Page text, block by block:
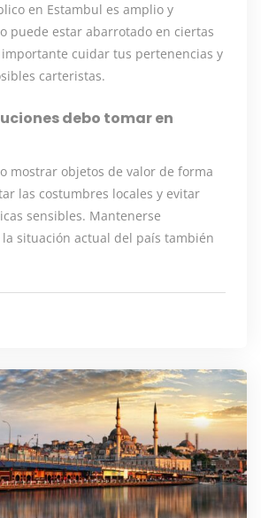
en Estambul es amplio y
puede estar abarrotado en ciertas
importante cuidar tus pertenencias y
carteristas.
debo tomar en
mostrar objetos de valor de forma
las costumbres locales y evitar
sensibles. Mantenerse
situación actual del país también